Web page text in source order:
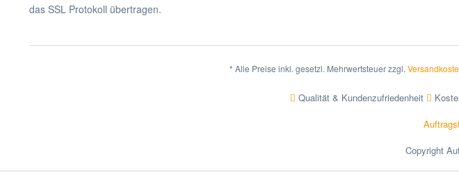
das SSL Protokoll übertragen.
* Alle Preise inkl. gesetzl. Mehrwertsteuer zzgl.
Qualität & Kundenzufriedenheit
Copyright